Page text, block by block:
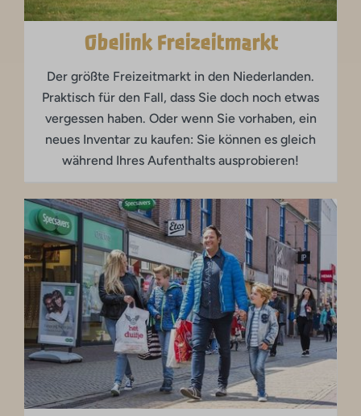
Obelink Freizeitmarkt
Der größte Freizeitmarkt in den Niederlanden.
Praktisch für den Fall, dass Sie doch noch etwas
vergessen haben. Oder wenn Sie vorhaben, ein
neues Inventar zu kaufen: Sie können es gleich
während Ihres Aufenthalts ausprobieren!